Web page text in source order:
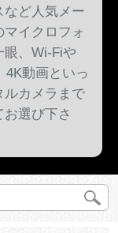
など人気メー
イクロフォ
眼、Wi-Fiや
4K動画といっ
ルカメラまで
選び下さ